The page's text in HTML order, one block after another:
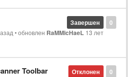
0
Завершен
•обновлен RaMMicHaeL 13 лет
0
Отклонен
Toolbar